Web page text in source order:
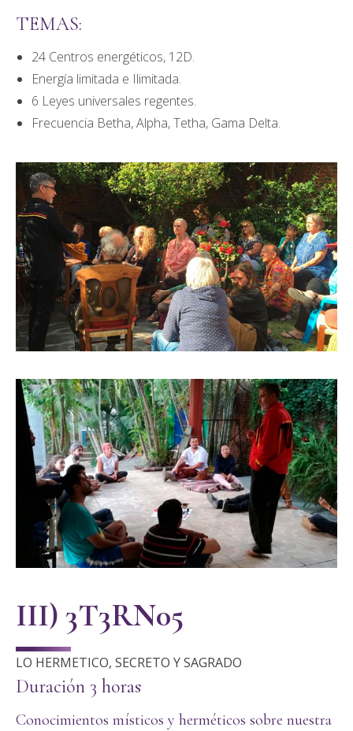
TEMAS:
24 Centros energéticos, 12D.
Energía limitada e Ilimitada.
6 Leyes universales regentes.
Frecuencia Betha, Alpha, Tetha, Gama Delta.
III) 3T3RN05
LO HERMETICO, SECRETO Y SAGRADO
Duración 3 horas
Conocimientos místicos y herméticos sobre nuestra